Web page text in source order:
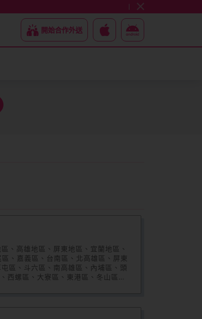
開始合作外送
、高雄地區、屏東地區、宜蘭地區、
、嘉義區、台南區、北高雄區、屏東
區、斗六區、南高雄區、內埔區、頭
螺區、大寮區、東港區、冬山區、
區、平鎮區、頭屋區、北斗區、麥寮
後龍區、溪湖區、觀音區、通霄區、
區、麻豆區、五股區、社頭區、田中
朴子區、新竹區、竹東區、竹北區、